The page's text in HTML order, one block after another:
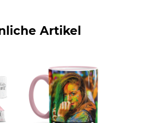
Artikel